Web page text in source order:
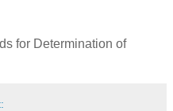
for Determination of